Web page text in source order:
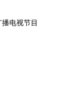
电视节目